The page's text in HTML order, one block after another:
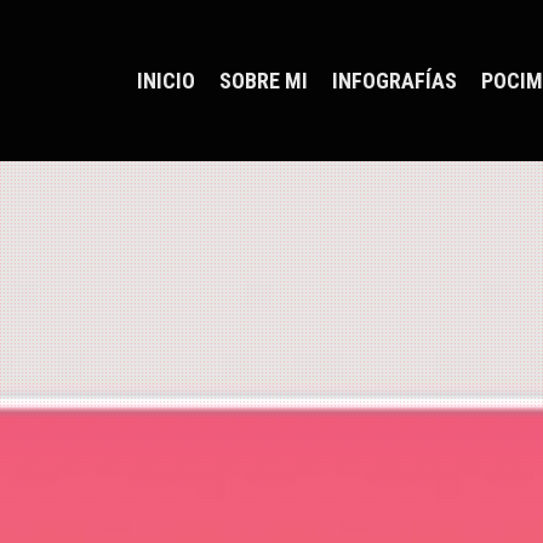
INICIO SOBRE MI INFOGRAFÍAS